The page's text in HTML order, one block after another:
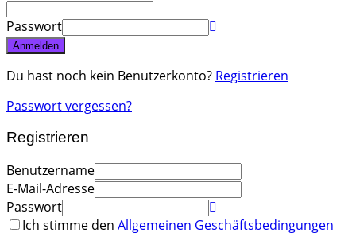
Passwort
Anmelden
Du hast noch kein Benutzerkonto? Registrieren
Passwort vergessen?
Registrieren
Benutzername
E-Mail-Adresse
Passwort
Ich stimme den Allgemeinen Geschäftsbedingungen